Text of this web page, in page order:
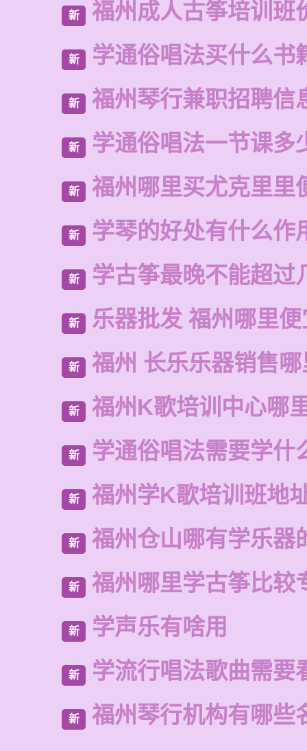
新 福州成人古筝培训班
新 学通俗唱法买什么书
新 福州琴行兼职招聘信
新 学通俗唱法一节课多
新 福州哪里买尤克里里
新 学琴的好处有什么作
新 学古筝最晚不能超过
新 乐器批发 福州哪里
新 福州 长乐乐器销售
新 福州K歌培训中心哪
新 学通俗唱法需要学什
新 福州学K歌培训班地
新 福州仓山哪有学乐器
新 福州哪里学古筝比较
新 学声乐有啥用
新 学流行唱法歌曲需要
新 福州琴行机构有哪些